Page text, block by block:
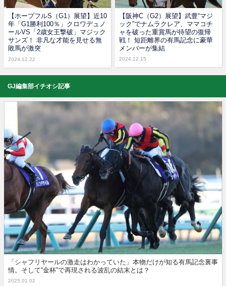
【ホープフルS（G1）展望】近10
年「G1勝利100％」クロワデュノ
ールVS「2歳女王撃破」マジック
サンズ！ 非凡な才能を見せる無
敗馬が激突
2024.12.22
【阪神C（G2）展望】武豊“マジ
ック”でナムラクレア、ママコチ
ャを破った重賞馬が待望の復帰
戦！ 短距離界の有馬記念に豪華
メンバーが集結
2024.12.15
GJ編集部イチオシ記事
「シャフリヤールの激走はわかっていた」本物だけが知る有馬記念裏事
情。そして“金杯”で再現される波乱の結末とは？
2025.01.02